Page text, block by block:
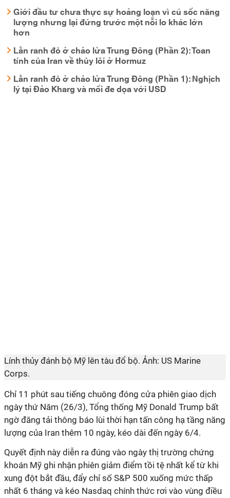
Giới đầu tư chưa thực sự hoảng loạn vì cú sốc năng
lượng nhưng lại đứng trước một nỗi lo khác lớn
hơn
Lằn ranh đỏ ở chảo lửa Trung Đông (Phần 2): Toan
tính của Iran về thủy lôi ở Hormuz
Lằn ranh đỏ ở chảo lửa Trung Đông (Phần 1): Nghịch
lý tại Đảo Kharg và mối đe dọa với USD
Lính thủy đánh bộ Mỹ lên tàu đổ bộ. Ảnh: US Marine
Corps.
Chỉ 11 phút sau tiếng chuông đóng cửa phiên giao dịch
ngày thứ Năm (26/3), Tổng thống Mỹ Donald Trump bất
ngờ đăng tải thông báo lùi thời hạn tấn công hạ tầng năng
lượng của Iran thêm 10 ngày, kéo dài đến ngày 6/4.
Quyết định này diễn ra đúng vào ngày thị trường chứng
khoán Mỹ ghi nhận phiên giảm điểm tồi tệ nhất kể từ khi
xung đột bắt đầu, đẩy chỉ số S&P 500 xuống mức thấp
nhất 6 tháng và kéo Nasdaq chính thức rơi vào vùng điều